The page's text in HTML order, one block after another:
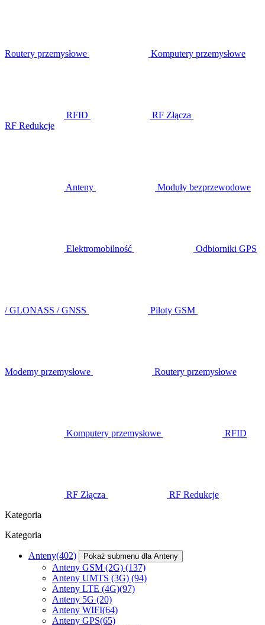
Routery przemysłowe Komputery przemysłowe
RFID
RF Złącza
RF Redukcje
Anteny Moduły bezprzewodowe
Elektromobilność Odbiorniki GPS
/ GLONASS / GNSS Piloty GSM
Modemy przemysłowe Routery przemysłowe
Komputery przemysłowe RFID
RF Złącza
RF Redukcje
Kategoria
Kategoria
Anteny(402) Pokaż submenu dla Anteny
Anteny GSM (2G) (137)
Anteny UMTS (3G) (94)
Anteny LTE (4G)(97)
Anteny 5G (20)
Anteny WIFI(64)
Anteny GPS(65)